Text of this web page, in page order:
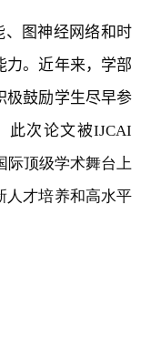
、图神经网络和时
。近年来， 学部
极鼓励学生尽早参
此次论文被IJCAI
际顶级学术舞台上
人才培养和高水平